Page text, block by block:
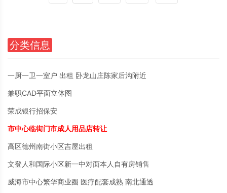
分类信息
一厨一卫一室户 出租 卧龙山庄陈家后沟附近
兼职CAD平面立体图
荣成银行招保安
市中心临街门市成人用品店转让
高区德州南街小区吉屋出租
文登人和国际小区新一中对面本人自有房销售
威海市中心繁华商业圈 医疗配套成熟 南北通透